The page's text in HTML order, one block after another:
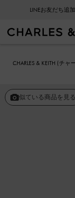
LINEお友だち
CHARLES & KEITH (チ
似ている商品を見る